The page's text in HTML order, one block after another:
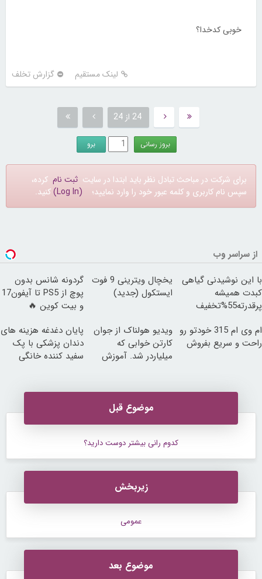
خوبی کدخدا؟
لینک مستقیم گزارش تخلف
24 از 24
برای شرکت در مباحث تبادل نظر باید ابتدا در سایت ثبت نام کرده،
سپس نام کاربری و کلمه عبور خود را وارد نمایید؛ (Log In) کنید.
از سراسر وب
با این نوشیدنی گیاهی
کبدت همیشه
پرقدرته55%تخفیف
یخچال ویترینی 9 فوت
ایستکول (جدید)
گردونه شانس بدون
پوچ از PS5 تا آیفون17
و بیت کوین 🔥
ام وی ام 315 خودتو رو
راحت و سریع بفروش
ویدیو هولناک از جوان
کارتن خوابی که
میلیاردر شد. آموزش
پایان دغدغه هزینه های
دندان پزشکی با پک
سفید کننده خانگی
موضوع قبل
کدوم رانی بیشتر دوست دارید؟
زیربخش
عمومی
موضوع بعد